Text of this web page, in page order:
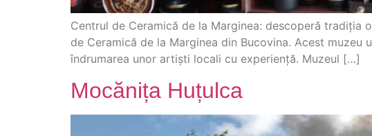
Centrul de Ceramică de la Marginea: descoperă
de Ceramică de la Marginea din Bucovina. Acest
îndrumarea unor artiști locali cu experiență. Muzeul […]
Mocănița Huțulca